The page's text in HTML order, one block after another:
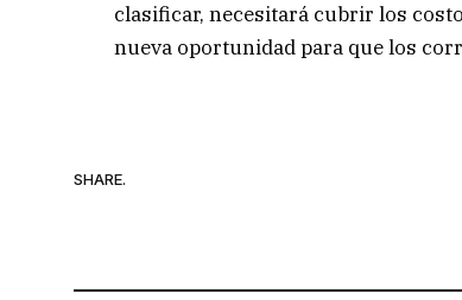
clasificar, necesitará cubrir los
nueva oportunidad para que los
SHARE.